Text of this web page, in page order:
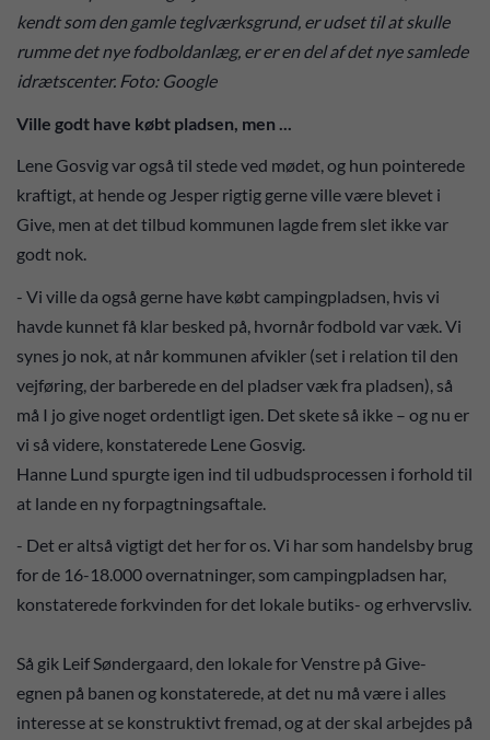
kendt som den gamle teglværksgrund, er udset til at skulle
rumme det nye fodboldanlæg, er er en del af det nye samlede
idrætscenter. Foto: Google
Ville godt have købt pladsen, men ...
Lene Gosvig var også til stede ved mødet, og hun pointerede
kraftigt, at hende og Jesper rigtig gerne ville være blevet i
Give, men at det tilbud kommunen lagde frem slet ikke var
godt nok.
- Vi ville da også gerne have købt campingpladsen, hvis vi
havde kunnet få klar besked på, hvornår fodbold var væk. Vi
synes jo nok, at når kommunen afvikler (set i relation til den
vejføring, der barberede en del pladser væk fra pladsen), så
må I jo give noget ordentligt igen. Det skete så ikke – og nu er
vi så videre, konstaterede Lene Gosvig.
Hanne Lund spurgte igen ind til udbudsprocessen i forhold til
at lande en ny forpagtningsaftale.
- Det er altså vigtigt det her for os. Vi har som handelsby brug
for de 16-18.000 overnatninger, som campingpladsen har,
konstaterede forkvinden for det lokale butiks- og erhvervsliv.
Så gik Leif Søndergaard, den lokale for Venstre på Give-
egnen på banen og konstaterede, at det nu må være i alles
interesse at se konstruktivt fremad, og at der skal arbejdes på